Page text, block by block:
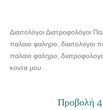
Διαιτολόγοι Διατροφολόγοι
παλαιο φαληρο, διαιτολογοι
παλαιο φαληρο,
κοντα μου.
Προβολή 4